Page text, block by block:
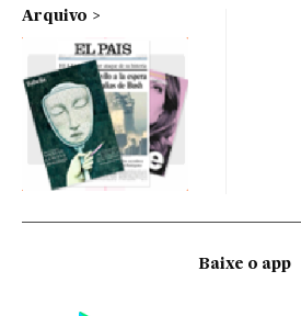
Arquivo
Baixe o app